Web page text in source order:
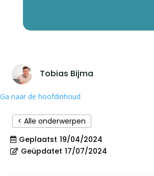
Tobias Bijma
Ga naar de hoofdinhoud
< Alle onderwerpen
Geplaatst 19/04/2024
Geüpdatet 17/07/2024